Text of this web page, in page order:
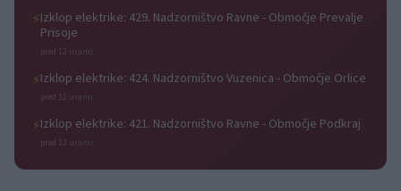
⚡Izklop elektrike: 429. Nadzorništvo Ravne - Območje Prevalje
Prisoje
pred 12 urami
⚡Izklop elektrike: 424. Nadzorništvo Vuzenica - Območje Orlice
pred 12 urami
⚡Izklop elektrike: 421. Nadzorništvo Ravne - Območje Podkraj
pred 12 urami